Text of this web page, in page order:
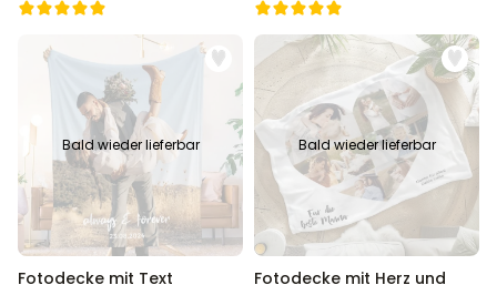
über 600mal
gekauft
49,99 €
Personalisierbar
Personalisierbares
Geschenkpapier mit Gesicht
über 16.800
mal gekauft
19,99 €
Bald wieder lieferbar
Fotodecke mit Text
Bald wieder lieferbar
Fotodecke mit Herz und